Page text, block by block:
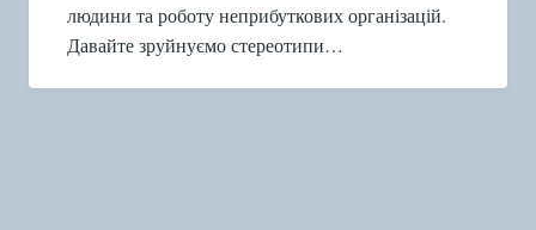
людини та роботу неприбуткових організацій.
Давайте зруйнуємо стереотипи…